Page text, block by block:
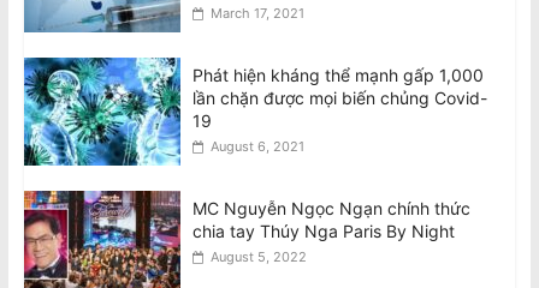
March 17, 2021
Phát hiện kháng thể mạnh gấp 1,000
lần chặn được mọi biến chủng Covid-
19
August 6, 2021
MC Nguyễn Ngọc Ngạn chính thức
chia tay Thúy Nga Paris By Night
August 5, 2022